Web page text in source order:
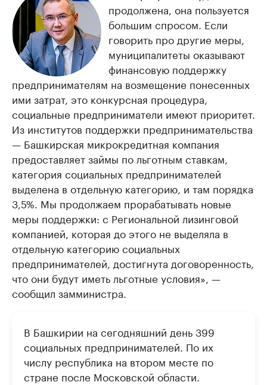
продолжена, она пользуется
большим спросом. Если
говорить про другие меры,
муниципалитеты оказывают
финансовую поддержку
предпринимателям на возмещение понесенных
ими затрат, это конкурсная процедура,
социальные предприниматели имеют приоритет.
Из институтов поддержки предпринимательства
— Башкирская микрокредитная компания
предоставляет займы по льготным ставкам,
категория социальных предпринимателей
выделена в отдельную категорию, и там порядка
3,5%. Мы продолжаем прорабатывать новые
меры поддержки: с Региональной лизинговой
компанией, которая до этого не выделяла в
отдельную категорию социальных
предпринимателей, достигнута договоренность,
что они будут иметь льготные условия», —
сообщил замминистра.
В Башкирии на сегодняшний день 399
социальных предпринимателей. По их
числу республика на втором месте по
стране после Московской области.